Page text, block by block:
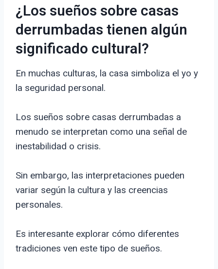
¿Los sueños sobre casas
derrumbadas tienen algún
significado cultural?
En muchas culturas, la casa simboliza el yo y
la seguridad personal.
Los sueños sobre casas derrumbadas a
menudo se interpretan como una señal de
inestabilidad o crisis.
Sin embargo, las interpretaciones pueden
variar según la cultura y las creencias
personales.
Es interesante explorar cómo diferentes
tradiciones ven este tipo de sueños.